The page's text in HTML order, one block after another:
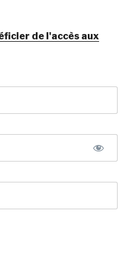
de l'accès aux